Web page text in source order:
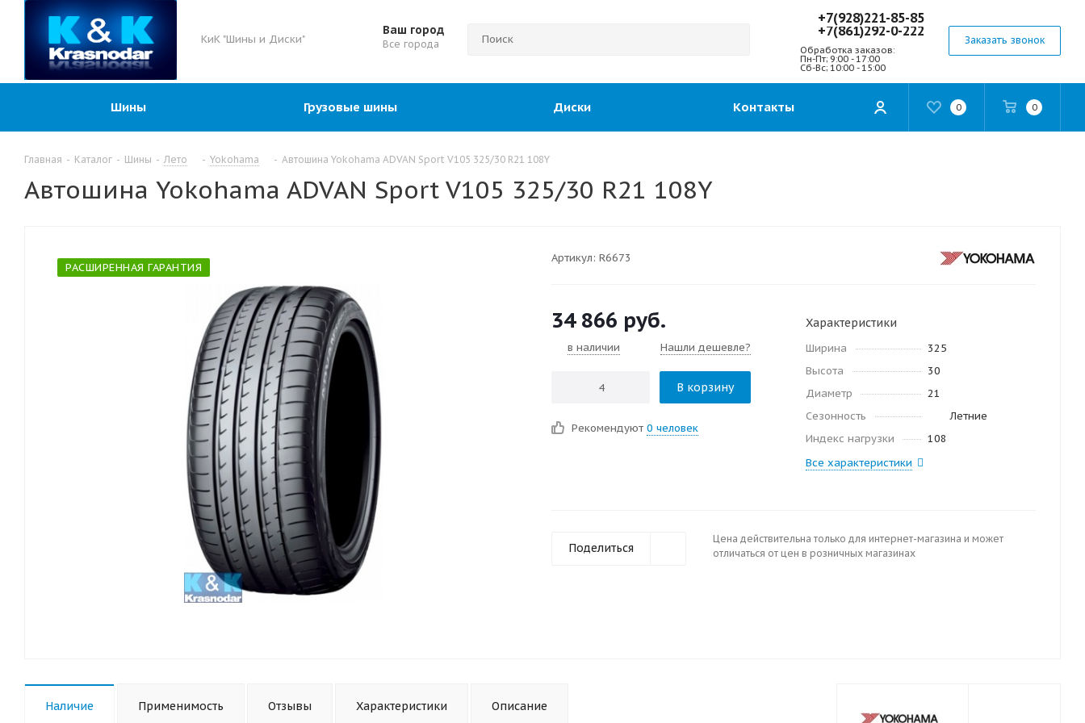
КиК "Шины и Диски"
Ваш город
Все города
+7(928)221-85-85
+7(861)292-0-222
Обработка заказов:
Пн-Пт; 9:00 - 17:00
Сб-Вс; 10:00 - 15:00
Заказать звонок
0 0
Шины Грузовые шины Диски Контакты
Главная - Каталог - Шины - Лето - Yokohama - Автошина Yokohama ADVAN Sport V105 325/30 R21 108Y
Автошина Yokohama ADVAN Sport V105 325/30 R21 108Y
РАСШИРЕННАЯ ГАРАНТИЯ
Артикул: R6673
34 866 руб.
в наличии Нашли дешевле?
В корзину
Рекомендуют 0 человек
Характеристики
Ширина
325
Высота
30
Диаметр
21
Сезонность
Летние
Индекс нагрузки
108
Все характеристики
Поделиться
Цена действительна только для интернет-магазина и может
отличаться от цен в розничных магазинах
Наличие Применимость Отзывы Характеристики Описание